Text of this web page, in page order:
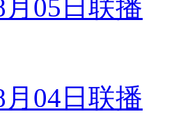
月05日联播
月04日联播